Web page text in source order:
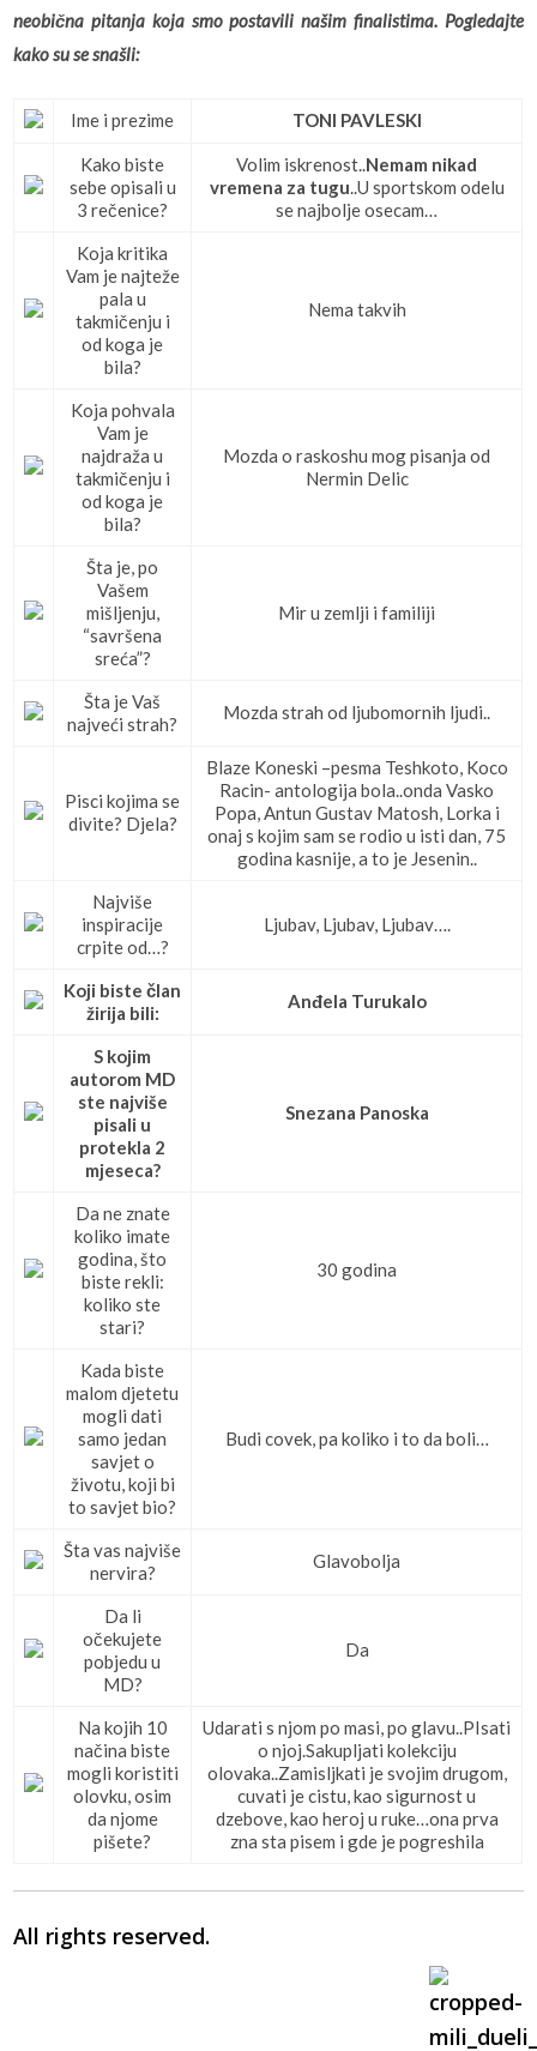
neobična pitanja koja smo postavili našim finalistima. Pogledajte
kako su se snašli:
Ime i prezime TONI PAVLESKI
Kako biste
sebe opisali u
3 rečenice?
Volim iskrenost..Nemam nikad
vremena za tugu..U sportskom odelu
se najbolje osecam…
Koja kritika
Vam je najteže
pala u
takmičenju i
od koga je
bila?
Nema takvih
Koja pohvala
Vam je
najdraža u
takmičenju i
od koga je
bila?
Mozda o raskoshu mog pisanja od
Nermin Delic
Šta je, po
Vašem
mišljenju,
“savršena
sreća”?
Mir u zemlji i familiji
Šta je Vaš
najveći strah?
Mozda strah od ljubomornih ljudi..
Pisci kojima se
divite? Djela?
Blaze Koneski –pesma Teshkoto, Koco
Racin- antologija bola..onda Vasko
Popa, Antun Gustav Matosh, Lorka i
onaj s kojim sam se rodio u isti dan, 75
godina kasnije, a to je Jesenin..
Najviše
inspiracije
crpite od…?
Ljubav, Ljubav, Ljubav….
Koji biste član
žirija bili:
Anđela Turukalo
S kojim
autorom MD
ste najviše
pisali u
protekla 2
mjeseca?
Snezana Panoska
Da ne znate
koliko imate
godina, što
biste rekli:
koliko ste
stari?
30 godina
Kada biste
malom djetetu
mogli dati
samo jedan
savjet o
životu, koji bi
to savjet bio?
Budi covek, pa koliko i to da boli…
Šta vas najviše
nervira?
Glavobolja
Da li
očekujete
pobjedu u
MD?
Da
Na kojih 10
načina biste
mogli koristiti
olovku, osim
da njome
pišete?
Udarati s njom po masi, po glavu..PIsati
o njoj.Sakupljati kolekciju
olovaka..Zamisljkati je svojim drugom,
cuvati je cistu, kao sigurnost u
dzebove, kao heroj u ruke…ona prva
zna sta pisem i gde je pogreshila
All rights reserved.